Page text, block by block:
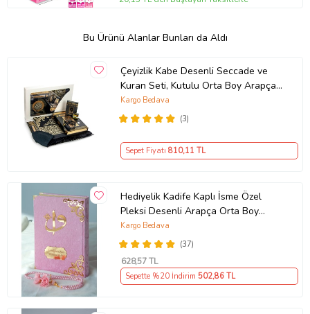
Bu Ürünü Alanlar Bunları da Aldı
Çeyizlik Kabe Desenli Seccade ve
Kuran Seti, Kutulu Orta Boy Arapça
Kuran, Misvak, İnci Tesbih
(3)
Kargo Bedava
Sepet Fiyatı 810,11 TL
Hediyelik Kadife Kaplı İsme Özel
Pleksi Desenli Arapça Orta Boy
Kuranı Kerim Pembe
(37)
Kargo Bedava
628,57 TL
Sepette %20 İndirim 502,86 TL